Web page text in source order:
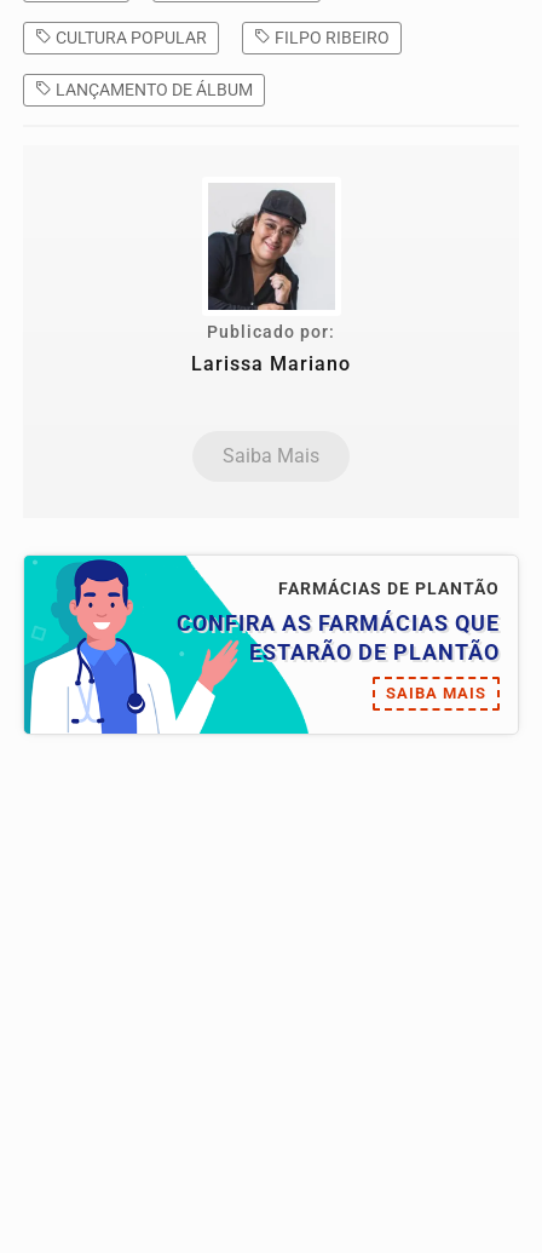
CULTURA POPULAR FILPO RIBEIRO
LANÇAMENTO DE ÁLBUM
Publicado por:
Larissa Mariano
Saiba Mais
FARMÁCIAS DE PLANTÃO
CONFIRA AS FARMÁCIAS QUE
ESTARÃO DE PLANTÃO
SAIBA MAIS